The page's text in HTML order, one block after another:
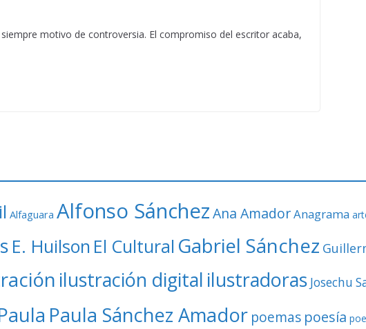
motivo de controversia. El compromiso del escritor acaba,
Alfaguara Alfonso SánchezAna AmadorAnagrama
E. Huilson El Cultural Gabriel Sánchez
ilustración digital ilustradoras Josechu
Paula Sánchez Amador poemas poesía